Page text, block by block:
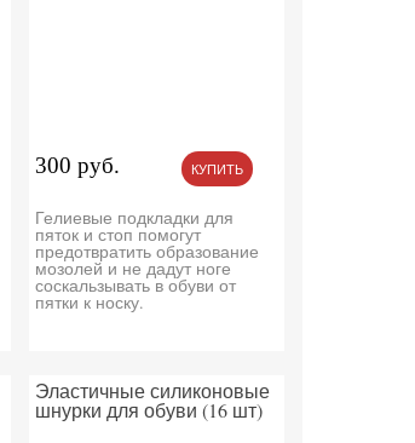
300 руб. КУПИТЬ
Гелиевые подкладки для
пяток и стоп помогут
предотвратить образование
мозолей и не дадут ноге
соскальзывать в обуви от
пятки к носку.
Эластичные силиконовые
шнурки для обуви (16 шт)